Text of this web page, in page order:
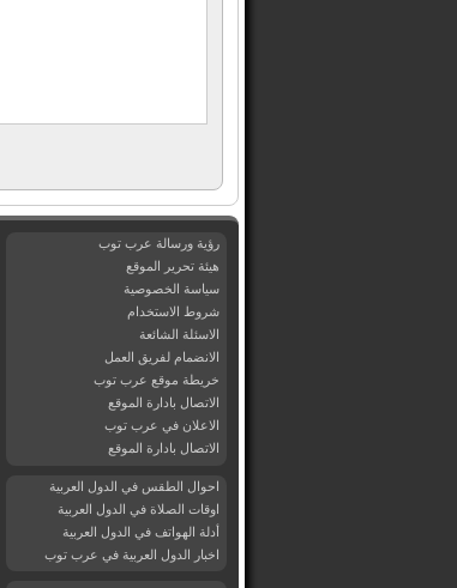
رؤية ورسالة عرب توب
هيئة تحرير الموقع
سياسة الخصوصية
شروط الاستخدام
الاسئلة الشائعة
الانضمام لفريق العمل
خريطة موقع عرب توب
الاتصال بادارة الموقع
الاعلان في عرب توب
الاتصال بادارة الموقع
احوال الطقس في الدول العربية
اوقات الصلاة في الدول العربية
أدلة الهواتف في الدول العربية
اخبار الدول العربية في عرب توب